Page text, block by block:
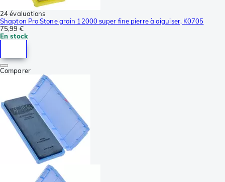
24 évaluations
Shapton Pro Stone grain 12000 super fine pierre à aiguiser, K0705
75,99 €
En stock
Comparer